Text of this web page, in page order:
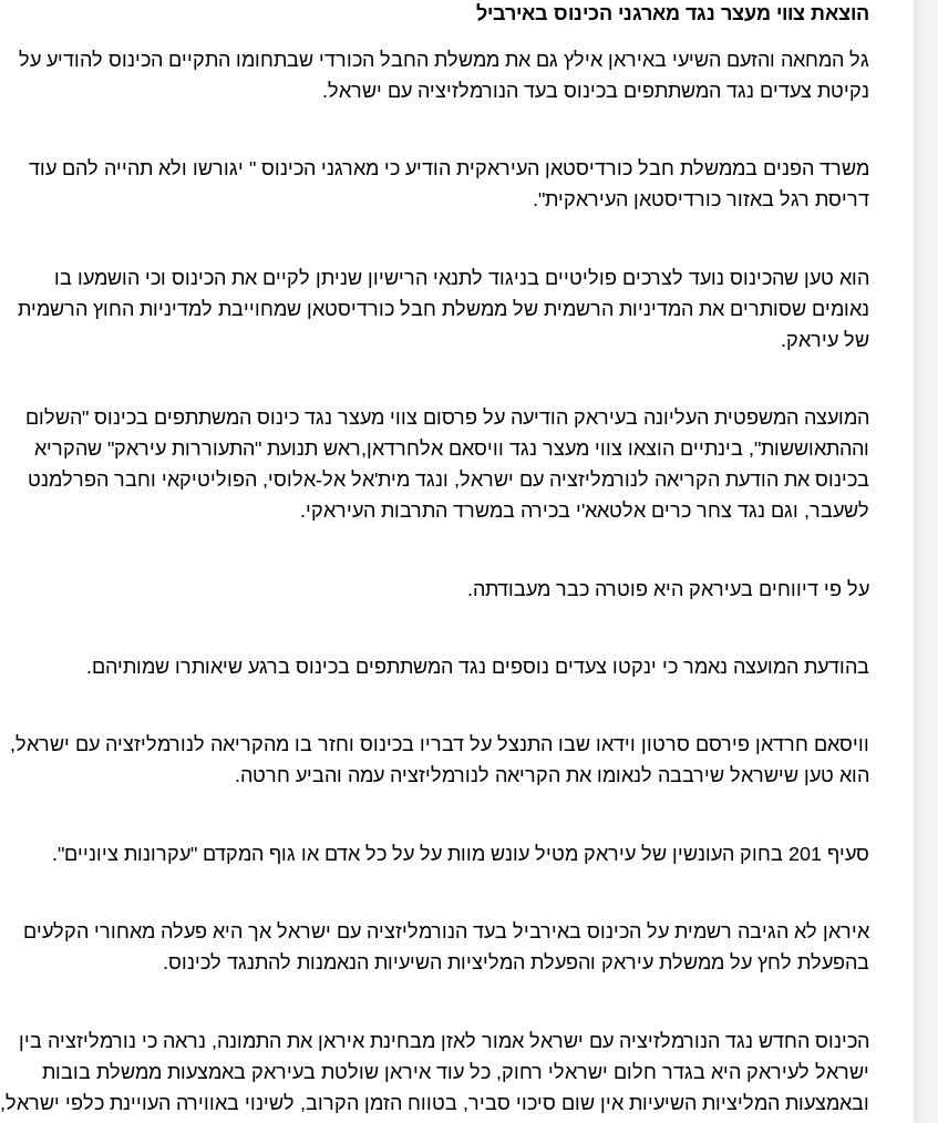
הוצאת צווי מעצר נגד מארגני הכינוס באירביל
גל המחאה והזעם השיעי באיראן אילץ גם את ממשלת החבל הכורדי שבתחומו התקיים הכינוס להודיע על
נקיטת צעדים נגד המשתתפים בכינוס בעד הנורמלזיציה עם ישראל.
משרד הפנים בממשלת חבל כורדיסטאן העיראקית הודיע כי מארגני הכינוס " יגורשו ולא תהייה להם עוד
דריסת רגל באזור כורדיסטאן העיראקית".
הוא טען שהכינוס נועד לצרכים פוליטיים בניגוד לתנאי הרישיון שניתן לקיים את הכינוס וכי הושמעו בו
נאומים שסותרים את המדיניות הרשמית של ממשלת חבל כורדיסטאן שמחוייבת למדיניות החוץ הרשמית
של עיראק.
המועצה המשפטית העליונה בעיראק הודיעה על פרסום צווי מעצר נגד כינוס המשתתפים בכינוס "השלום
וההתאוששות", בינתיים הוצאו צווי מעצר נגד וויסאם אלחרדאן,ראש תנועת "התעוררות עיראק" שהקריא
בכינוס את הודעת הקריאה לנורמליזציה עם ישראל, ונגד מית'אל אל-אלוסי, הפוליטיקאי וחבר הפרלמנט
לשעבר, וגם נגד צחר כרים אלטאא'י בכירה במשרד התרבות העיראקי.
על פי דיווחים בעיראק היא פוטרה כבר מעבודתה.
בהודעת המועצה נאמר כי ינקטו צעדים נוספים נגד המשתתפים בכינוס ברגע שיאותרו שמותיהם.
וויסאם חרדאן פירסם סרטון וידאו שבו התנצל על דבריו בכינוס וחזר בו מהקריאה לנורמליזציה עם ישראל,
הוא טען שישראל שירבבה לנאומו את הקריאה לנורמליזציה עמה והביע חרטה.
סעיף 201 בחוק העונשין של עיראק מטיל עונש מוות על על כל אדם או גוף המקדם "עקרונות ציוניים".
איראן לא הגיבה רשמית על הכינוס באירביל בעד הנורמליזציה עם ישראל אך היא פעלה מאחורי הקלעים
בהפעלת לחץ על ממשלת עיראק והפעלת המליציות השיעיות הנאמנות להתנגד לכינוס.
הכינוס החדש נגד הנורמלזיציה עם ישראל אמור לאזן מבחינת איראן את התמונה, נראה כי נורמליזציה בין
ישראל לעיראק היא בגדר חלום ישראלי רחוק, כל עוד איראן שולטת בעיראק באמצעות ממשלת בובות
ובאמצעות המליציות השיעיות אין שום סיכוי סביר, בטווח הזמן הקרוב, לשינוי באווירה העויינת כלפי ישראל,